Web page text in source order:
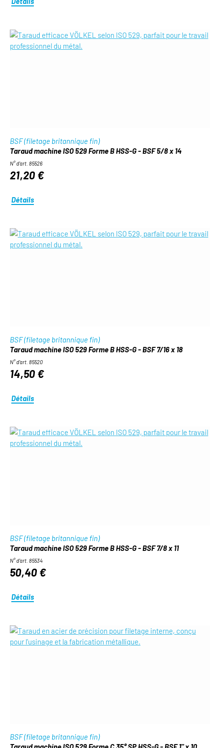
BSF (filetage britannique fin)
Taraud machine ISO 529 Forme B HSS-G - BSF 5/8 x 14
N° d'art. 85526
21,20 €
Détails
BSF (filetage britannique fin)
Taraud machine ISO 529 Forme B HSS-G - BSF 7/16 x 18
N° d'art. 85520
14,50 €
Détails
BSF (filetage britannique fin)
Taraud machine ISO 529 Forme B HSS-G - BSF 7/8 x 11
N° d'art. 85534
50,40 €
Détails
BSF (filetage britannique fin)